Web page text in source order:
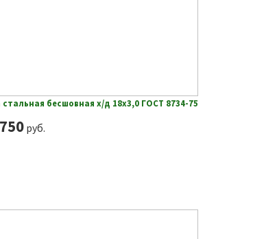
стальная бесшовная х/д 18х3,0 ГОСТ 8734-75
руб.